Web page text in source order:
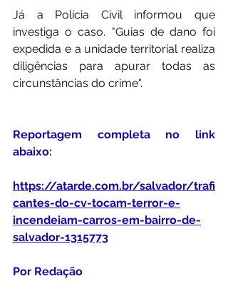
Já a Polícia Civil informou que
investiga o caso. "Guias de dano foi
expedida e a unidade territorial realiza
diligências para apurar todas as
circunstâncias do crime".
Reportagem completa no link
abaixo:
https://atarde.com.br/salvador/trafi
cantes-do-cv-tocam-terror-e-
incendeiam-carros-em-bairro-de-
salvador-1315773
Por Redação